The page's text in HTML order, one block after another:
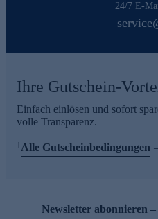
24/7 E-
Ihre Gutschein-
Einfach einlösen und sofort
volle Transparenz.
1 Alle Gutscheinbedingungen
Newsletter abonnieren